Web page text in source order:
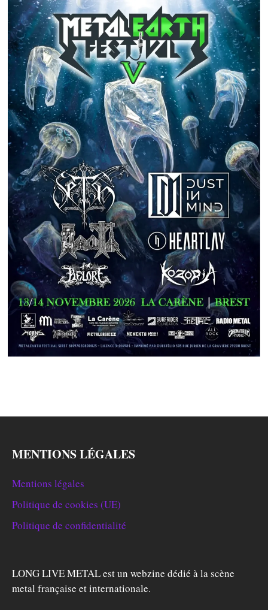
MENTIONS LÉGALES
Mentions légales
Politique de cookies (UE)
Politique de confidentialité
LONG LIVE METAL est un webzine dédié à la scène
metal française et internationale.